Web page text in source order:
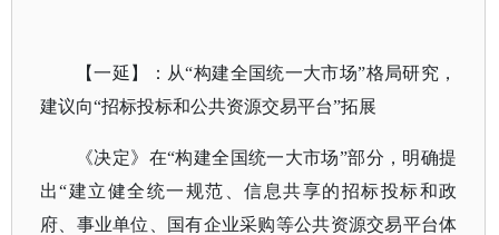
【一延】：从“构建全国统一大市场”格局研究，
建议向“招标投标和公共资源交易平台”拓展
《决定》在“构建全国统一大市场”部分，明确提
出“建立健全统一规范、信息共享的招标投标和政
府、事业单位、国有企业采购等公共资源交易平台体